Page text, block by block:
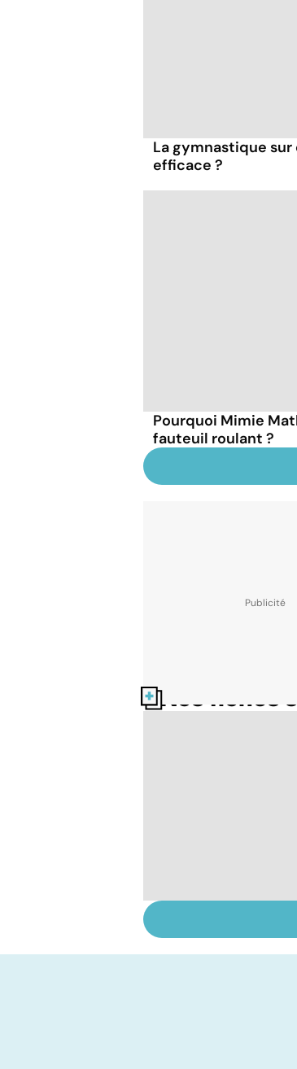
La gymnastique
efficace ?
Pourquoi Mimie
fauteuil roulant ?
Nos fiches
le bégaiement ?